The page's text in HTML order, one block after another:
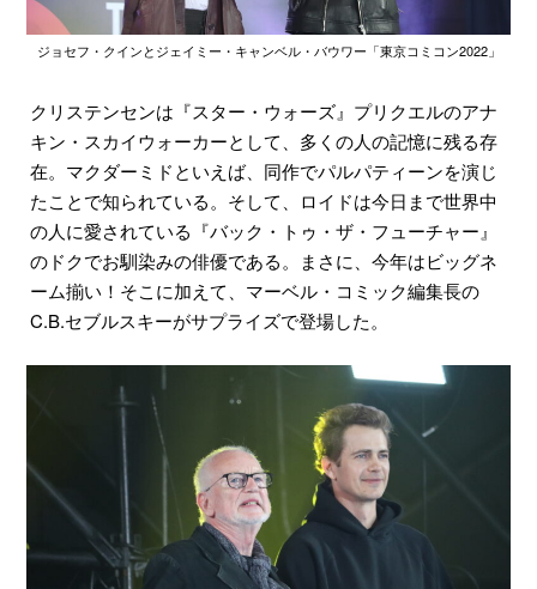
ジョセフ・クインとジェイミー・キャンベル・バウワー「東京コミコン2022」
クリステンセンは『スター・ウォーズ』プリクエルのアナ
キン・スカイウォーカーとして、多くの人の記憶に残る存
在。マクダーミドといえば、同作でパルパティーンを演じ
たことで知られている。そして、ロイドは今日まで世界中
の人に愛されている『バック・トゥ・ザ・フューチャー』
のドクでお馴染みの俳優である。まさに、今年はビッグネ
ーム揃い！そこに加えて、マーベル・コミック編集長の
C.B.セブルスキーがサプライズで登場した。